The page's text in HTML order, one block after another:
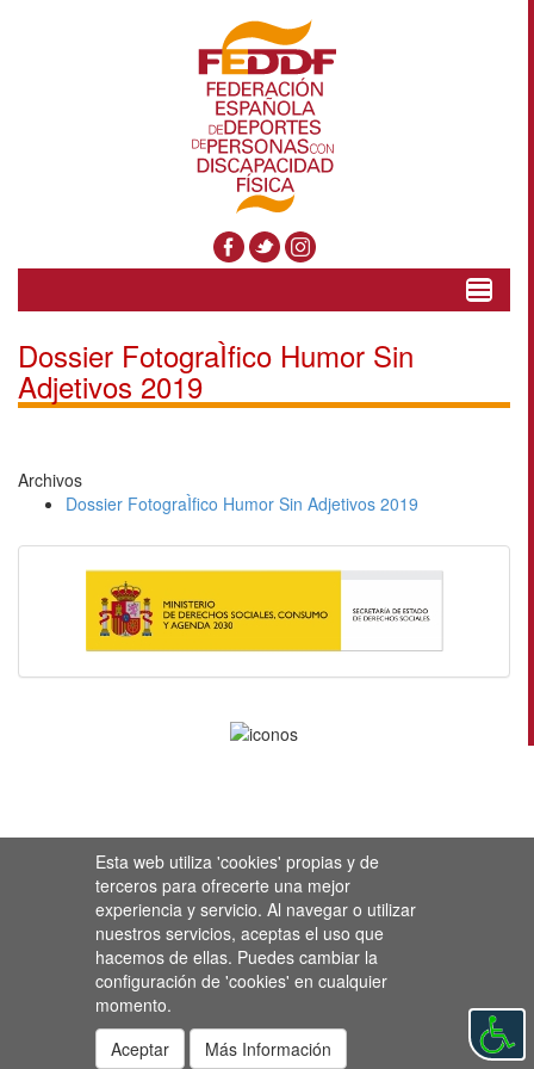
Esta web utiliza 'cookies' propias y de
terceros para ofrecerte una mejor
experiencia y servicio. Al navegar o utilizar
nuestros servicios, aceptas el uso que
hacemos de ellas. Puedes cambiar la
configuración de 'cookies' en cualquier
momento.
Aceptar
Más Información
Toggle
Dossier FotograÌfico Humor Sin
Adjetivos 2019
Archivos
Dossier FotograÌfico Humor Sin Adjetivos 2019